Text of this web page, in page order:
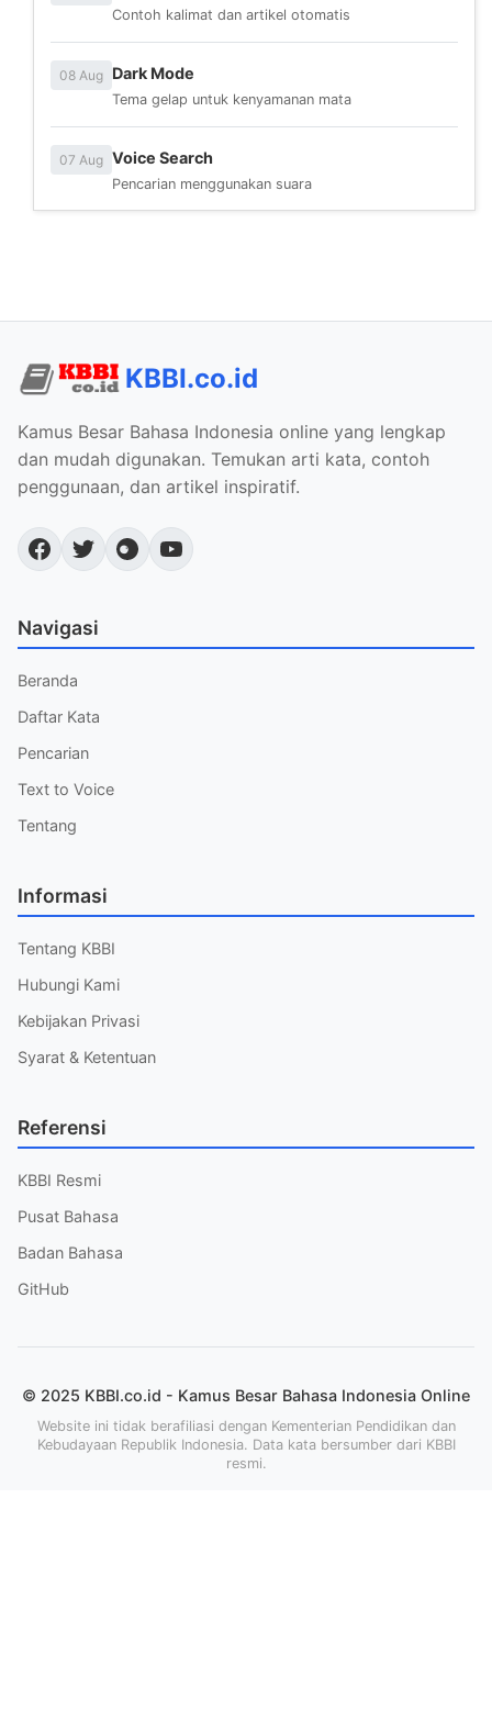
Contoh kalimat dan artikel otomatis
08 Aug Dark Mode
Tema gelap untuk kenyamanan mata
07 Aug Voice Search
Pencarian menggunakan suara
KBBI.co.id
Kamus Besar Bahasa Indonesia online yang lengkap
dan mudah digunakan. Temukan arti kata, contoh
penggunaan, dan artikel inspiratif.
Navigasi
Beranda
Daftar Kata
Pencarian
Text to Voice
Tentang
Informasi
Tentang KBBI
Hubungi Kami
Kebijakan Privasi
Syarat & Ketentuan
Referensi
KBBI Resmi
Pusat Bahasa
Badan Bahasa
GitHub
© 2025 KBBI.co.id - Kamus Besar Bahasa Indonesia Online
Website ini tidak berafiliasi dengan Kementerian Pendidikan dan
Kebudayaan Republik Indonesia. Data kata bersumber dari KBBI
resmi.